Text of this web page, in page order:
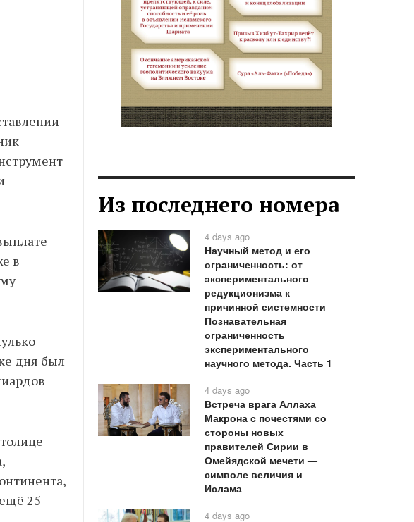
в
дня был
25
Из последнего номера
4 days ago
Научный метод и его
ограниченность: от
экспериментального
редукционизма к
причинной системности
Познавательная
ограниченность
экспериментального
научного метода. Часть 1
4 days ago
Встреча врага Аллаха
Макрона с почестями со
стороны новых
правителей Сирии в
Омейядской мечети —
символе величия и
Ислама
4 days ago